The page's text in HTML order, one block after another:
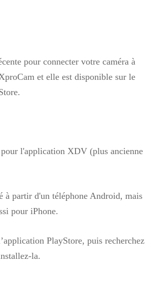
pour connecter votre caméra à
et elle est disponible sur le
l'application XDV (plus ancienne
à partir d'un téléphone Android, mais
pour iPhone.
PlayStore, puis recherchez
la.